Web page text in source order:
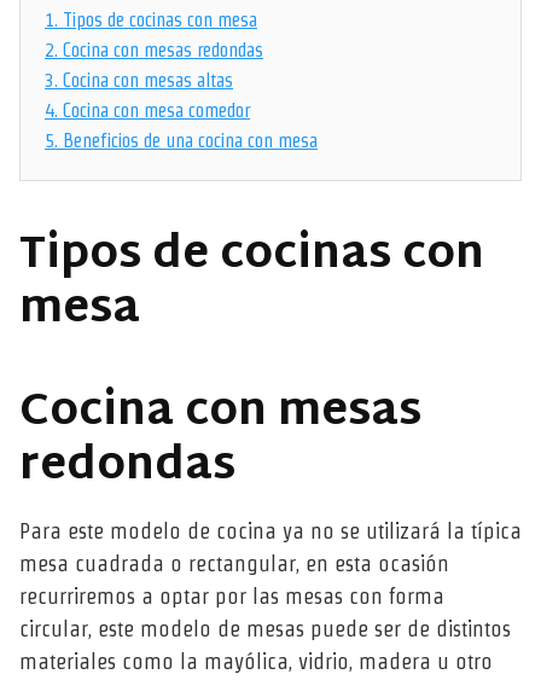
1. Tipos de cocinas con mesa
2. Cocina con mesas redondas
3. Cocina con mesas altas
4. Cocina con mesa comedor
5. Beneficios de una cocina con mesa
Tipos de cocinas con
mesa
Cocina con mesas
redondas
Para este modelo de cocina ya no se utilizará la típica
mesa cuadrada o rectangular, en esta ocasión
recurriremos a optar por las mesas con forma
circular, este modelo de mesas puede ser de distintos
materiales como la mayólica, vidrio, madera u otro